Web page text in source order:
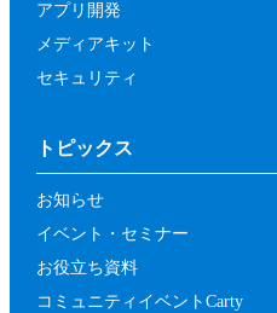
アプリ開発
メディアキット
セキュリティ
トピックス
お知らせ
イベント・セミナー
お役立ち資料
コミュニティイベントCarty